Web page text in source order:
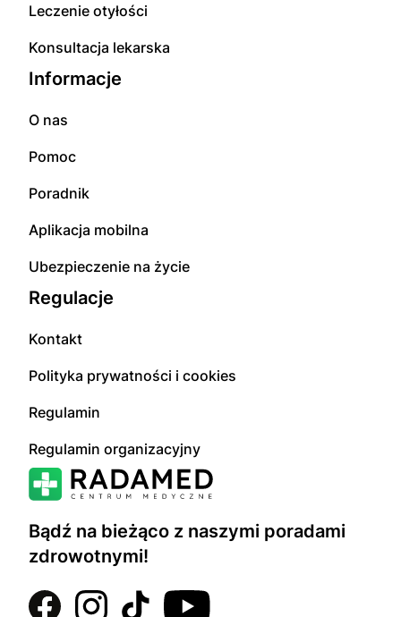
Bądź na bieżąco z naszymi poradami
zdrowotnymi!
Leczenie otyłości
Konsultacja lekarska
Informacje
O nas
Pomoc
Poradnik
Aplikacja mobilna
Ubezpieczenie na życie
Regulacje
Kontakt
Polityka prywatności i cookies
Regulamin
Regulamin organizacyjny